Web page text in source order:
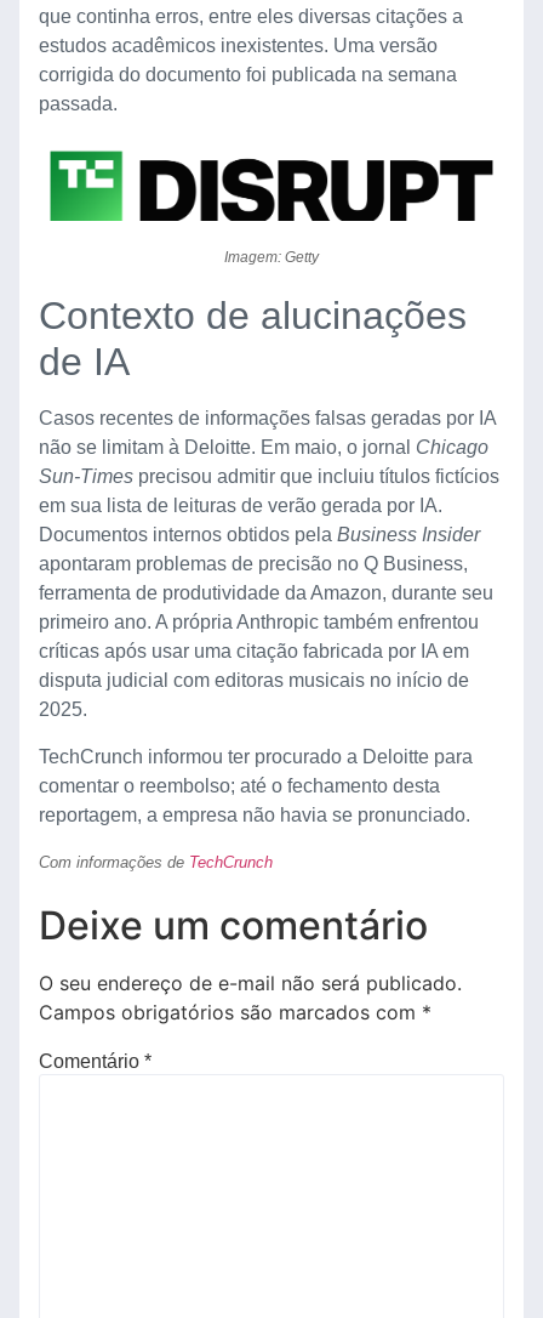
que continha erros, entre eles diversas citações a
estudos acadêmicos inexistentes. Uma versão
corrigida do documento foi publicada na semana
passada.
Imagem: Getty
Contexto de alucinações
de IA
Casos recentes de informações falsas geradas por IA
não se limitam à Deloitte. Em maio, o jornal Chicago
Sun-Times precisou admitir que incluiu títulos fictícios
em sua lista de leituras de verão gerada por IA.
Documentos internos obtidos pela Business Insider
apontaram problemas de precisão no Q Business,
ferramenta de produtividade da Amazon, durante seu
primeiro ano. A própria Anthropic também enfrentou
críticas após usar uma citação fabricada por IA em
disputa judicial com editoras musicais no início de
2025.
TechCrunch informou ter procurado a Deloitte para
comentar o reembolso; até o fechamento desta
reportagem, a empresa não havia se pronunciado.
Com informações de TechCrunch
Deixe um comentário
O seu endereço de e-mail não será publicado.
Campos obrigatórios são marcados com *
Comentário *